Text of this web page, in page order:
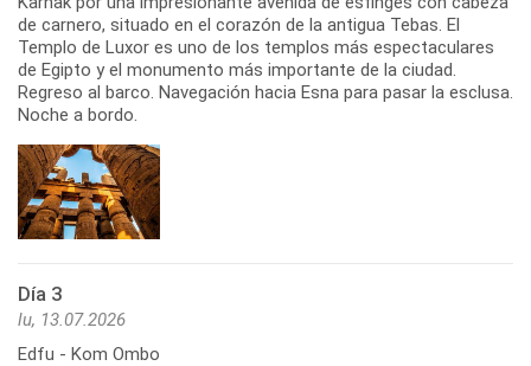
de carnero, situado en el corazón de la antigua Tebas. El
Templo de Luxor es uno de los templos más espectaculares
de Egipto y el monumento más importante de la ciudad.
Regreso al barco. Navegación hacia Esna para pasar la esclusa.
Noche a bordo.
Día 3
lu, 13.07.2026
Edfu - Kom Ombo